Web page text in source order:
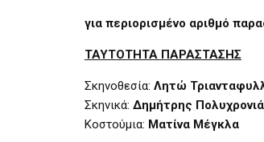
για περιορισμένο αριθμό
ΤΑΥΤΟΤΗΤΑ ΠΑΡΑΣΤΑΣΗΣ
Σκηνοθεσία: Λητώ
Σκηνικά: Δημήτρης
Κοστούμια: Ματίνα Μέγκλα